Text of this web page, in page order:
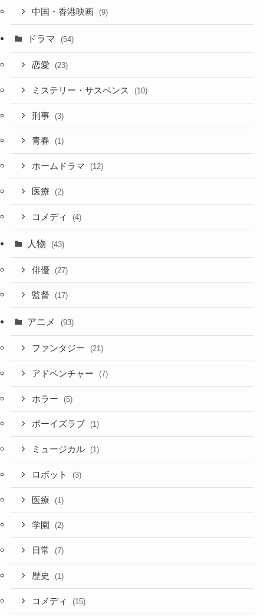
中国・香港映画 (9)
ドラマ (54)
恋愛 (23)
ミステリー・サスペンス (10)
刑事 (3)
青春 (1)
ホームドラマ (12)
医療 (2)
コメディ (4)
人物 (43)
俳優 (27)
監督 (17)
アニメ (93)
ファンタジー (21)
アドベンチャー (7)
ホラー (5)
ボーイズラブ (1)
ミュージカル (1)
ロボット (3)
医療 (1)
学園 (2)
日常 (7)
歴史 (1)
コメディ (15)